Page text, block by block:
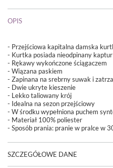
OPIS
- Przejściowa kapitalna damska
- Kurtka posiada nieodpinany
- Rękawy wykończone ściągaczem
- Wiązana paskiem
- Zapinana na srebrny suwak i
- Dwie ukryte kieszenie
- Lekko taliowany krój
- Idealna na sezon przejściowy
- W środku wypełniona puchem
- Materiał 100% poliester
- Sposób prania: pranie w pralce w
SZCZEGÓŁOWE DANE